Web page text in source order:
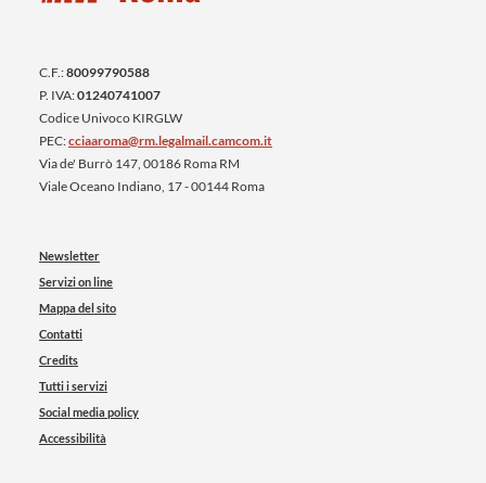
C.F.:80099790588
P. IVA:01240741007
Codice Univoco KIRGLW
PEC:cciaaroma@rm.legalmail.camcom.it
Via de' Burrò 147, 00186 Roma RM
Viale Oceano Indiano, 17 - 00144 Roma
Newsletter
Servizi on line
Mappa del sito
Contatti
Credits
Tutti i servizi
Social media policy
Accessibilità